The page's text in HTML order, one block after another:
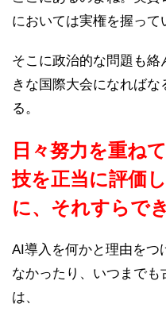
においては実権を握って
そこに政治的な問題も
きな国際大会になればな
る。
日々努力を重ね
技を正当に評価
に、それすらで
AI導入を何かと理由をつ
なかったり、いつまで
は、